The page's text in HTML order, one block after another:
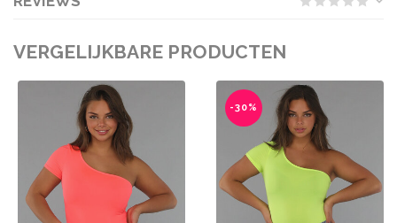
VERGELIJKBARE PRODUCTEN
-30%